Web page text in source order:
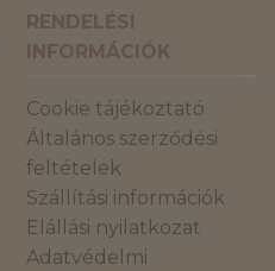
RENDELÉSI
INFORMÁCIÓK
Cookie tájékoztató
Általános szerződési
feltételek
Szállítási információk
Elállási nyilatkozat
Adatvédelmi